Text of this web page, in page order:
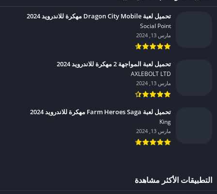
تحميل لعبة Dragon City Mobile مهكرة للاندرويد 2024
Social Point‏
مارس 13, 2024
تحميل لعبة المواجهة 2 مهكرة للاندرويد 2024
AXLEBOLT LTD‏
مارس 13, 2024
تحميل لعبة Farm Heroes Saga مهكرة للاندرويد 2024
King‏
مارس 13, 2024
التطبيقات الأكثر مشاهدة